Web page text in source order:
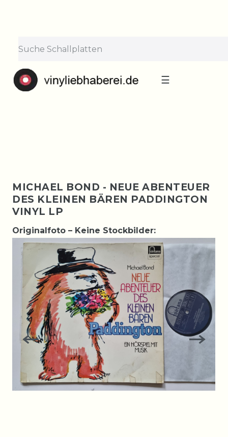
Bestellungen nehmen wir gerne entgegen —
der Versand startet wieder ab Montag, 31.
☰
MICHAEL BOND - NEUE ABENTEUER
DES KLEINEN BÄREN PADDINGTON
VINYL LP
Originalfoto – Keine Stockbilder: